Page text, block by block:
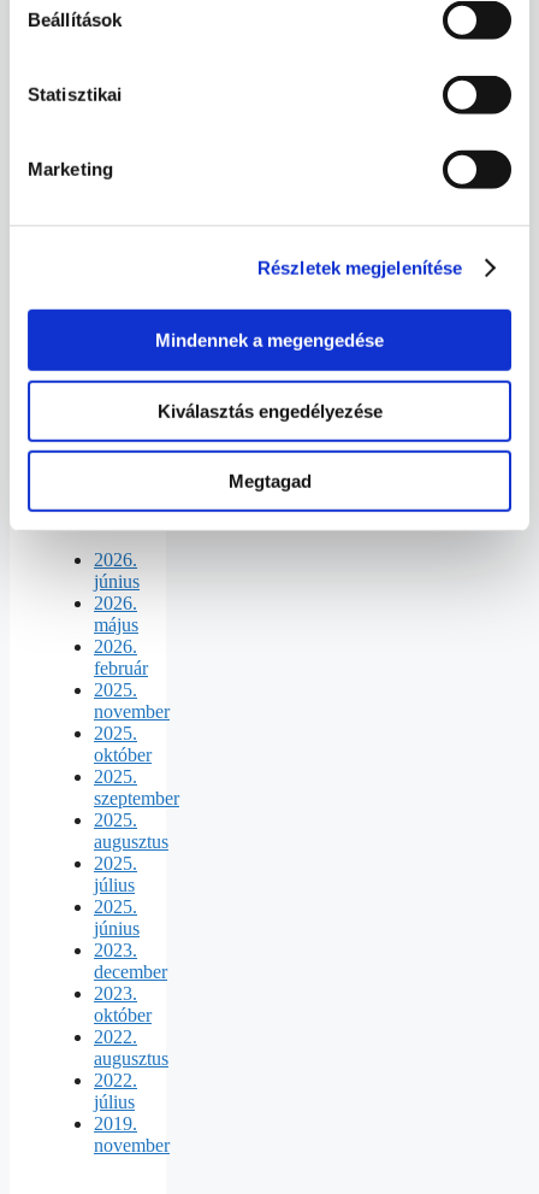
Beállítások
Statisztikai
Marketing
Részletek megjelenítése
Mindennek a megengedése
Kiválasztás engedélyezése
Megtagad
Fák
közeleg
határideje
hozzászólások
Archívum
2026.
június
2026.
május
2026.
február
2025.
november
2025.
október
2025.
szeptember
2025.
augusztus
2025.
július
2025.
június
2023.
december
2023.
október
2022.
augusztus
2022.
július
2019.
november